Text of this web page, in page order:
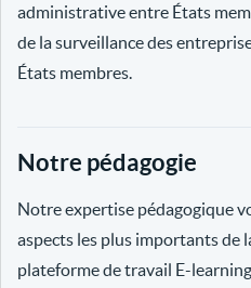
administrative entre États
de la surveillance des
États membres.
Notre pédagogie
Notre expertise pédagogique
aspects les plus importants de
plateforme de travail E-